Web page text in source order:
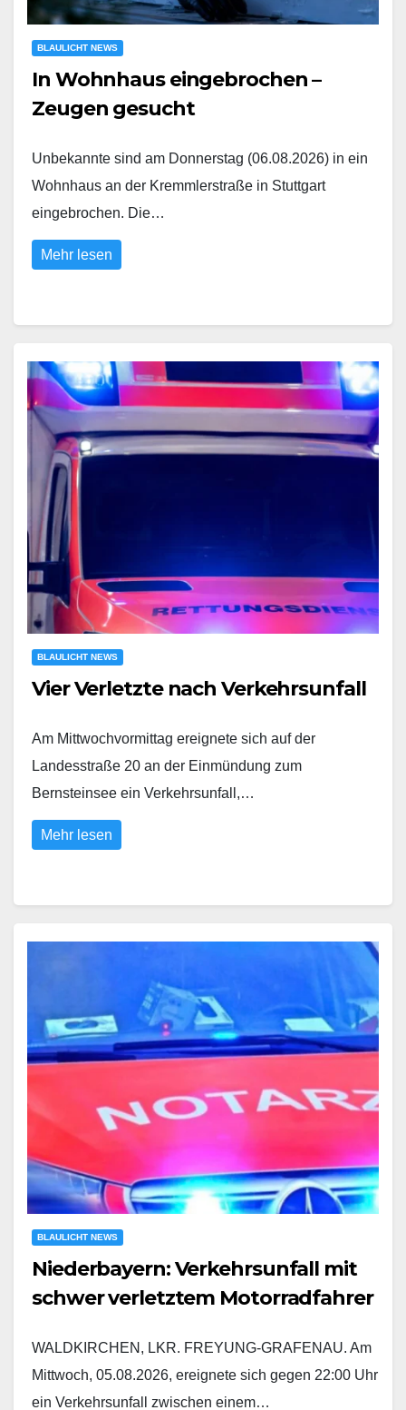
BLAULICHT NEWS
In Wohnhaus eingebrochen –
Zeugen gesucht
Unbekannte sind am Donnerstag (06.08.2026) in ein
Wohnhaus an der Kremmlerstraße in Stuttgart
eingebrochen. Die…
Mehr lesen
BLAULICHT NEWS
Vier Verletzte nach Verkehrsunfall
Am Mittwochvormittag ereignete sich auf der
Landesstraße 20 an der Einmündung zum
Bernsteinsee ein Verkehrsunfall,…
Mehr lesen
BLAULICHT NEWS
Niederbayern: Verkehrsunfall mit
schwer verletztem Motorradfahrer
WALDKIRCHEN, LKR. FREYUNG-GRAFENAU. Am
Mittwoch, 05.08.2026, ereignete sich gegen 22:00 Uhr
ein Verkehrsunfall zwischen einem…